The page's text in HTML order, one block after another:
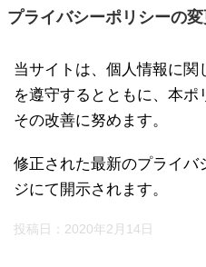
プライバシーポリシーの
当サイトは、個人情報に関
を遵守するとともに、本ポ
その改善に努めます。
修正された最新のプライバ
ジにて開示されます。
投稿日： 2020年2月14日